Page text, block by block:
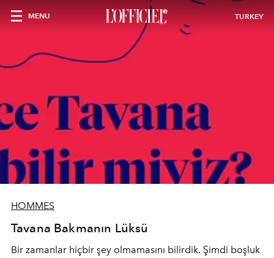
MENU TURKEY
HOMMES
Tavana Bakmanın Lüksü
Bir zamanlar hiçbir şey olmamasını bilirdik. Şimdi boşluk